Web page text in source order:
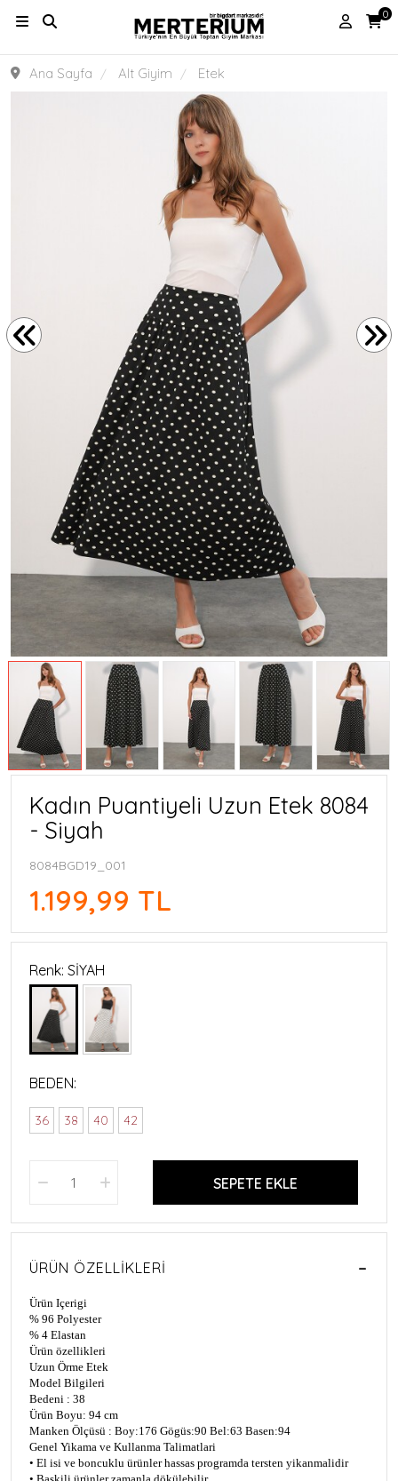
0
Ana Sayfa Alt Giyim Etek
Kadın Puantiyeli Uzun Etek 8084
- Siyah
8084BGD19_001
1.199,99 TL
Renk: SİYAH
BEDEN:
36 38 40 42
SEPETE EKLE
ÜRÜN ÖZELLIKLERI
Ürün Içerigi
% 96 Polyester
% 4 Elastan
Ürün özellikleri
Uzun Örme Etek
Model Bilgileri
Bedeni : 38
Ürün Boyu: 94 cm
Manken Ölçüsü : Boy:176 Gögüs:90 Bel:63 Basen:94
Genel Yikama ve Kullanma Talimatlari
• El isi ve boncuklu ürünler hassas programda tersten yikanmalidir